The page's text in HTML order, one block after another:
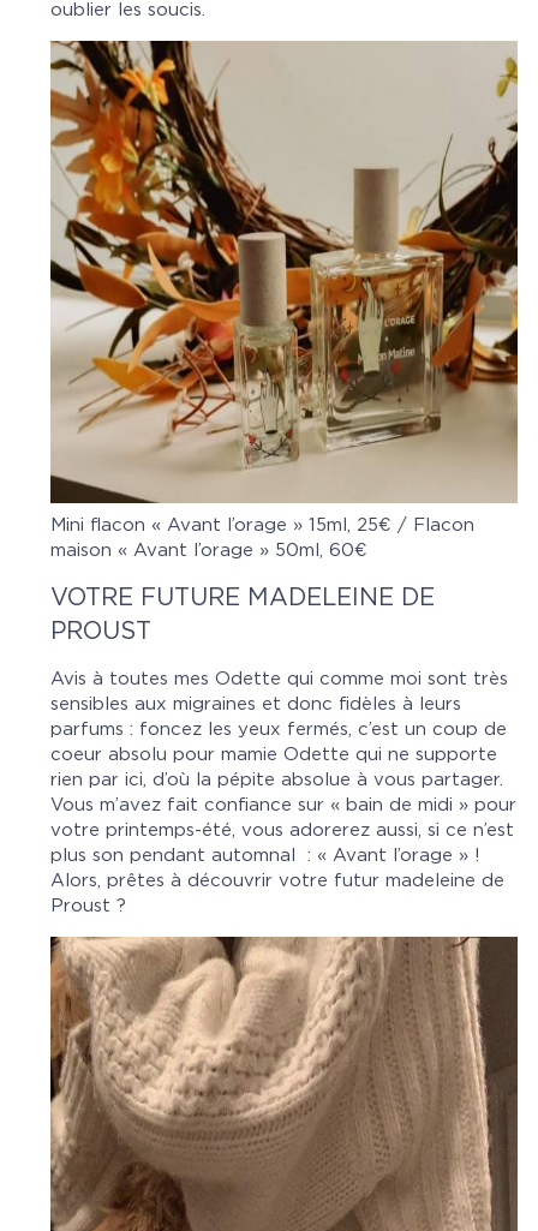
oublier les soucis.
Mini flacon « Avant l’orage » 15ml, 25€ / Flacon
maison « Avant l’orage » 50ml, 60€
VOTRE FUTURE MADELEINE DE
PROUST
Avis à toutes mes Odette qui comme moi sont très
sensibles aux migraines et donc fidèles à leurs
parfums : foncez les yeux fermés, c’est un coup de
coeur absolu pour mamie Odette qui ne supporte
rien par ici, d’où la pépite absolue à vous partager.
Vous m’avez fait confiance sur « bain de midi » pour
votre printemps-été, vous adorerez aussi, si ce n’est
plus son pendant automnal : « Avant l’orage » !
Alors, prêtes à découvrir votre futur madeleine de
Proust ?